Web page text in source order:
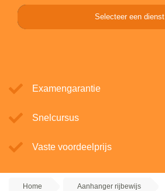
Selecteer een dienst
Examengarantie
Snelcursus
Vaste voordeelprijs
Home Aanhanger rijbewijs